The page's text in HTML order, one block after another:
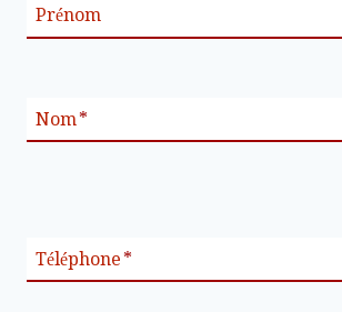
Prénom
Nom *
Téléphone *